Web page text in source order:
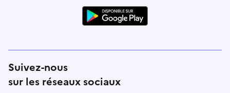
Suivez-nous
sur les réseaux sociaux